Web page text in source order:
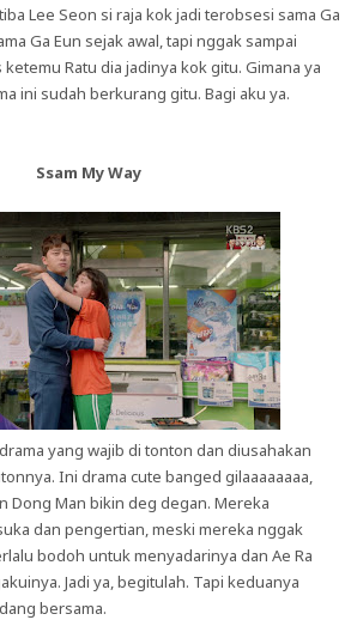
Lee Seon si raja kok jadi terobsesi sama Ga
Ga Eun sejak awal, tapi nggak sampai
Ratu dia jadinya kok gitu. Gimana ya
ini sudah berkurang gitu. Bagi aku ya.
Ssam My Way
yang wajib di tonton dan diusahakan
Ini drama cute banged gilaaaaaaaa,
Dong Man bikin deg degan. Mereka
dan pengertian, meski mereka nggak
bodoh untuk menyadarinya dan Ae Ra
Jadi ya, begitulah. Tapi keduanya
bersama.